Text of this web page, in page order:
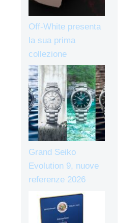
Off-White presenta
la sua prima
collezione
Grand Seiko
Evolution 9, nuove
referenze 2026